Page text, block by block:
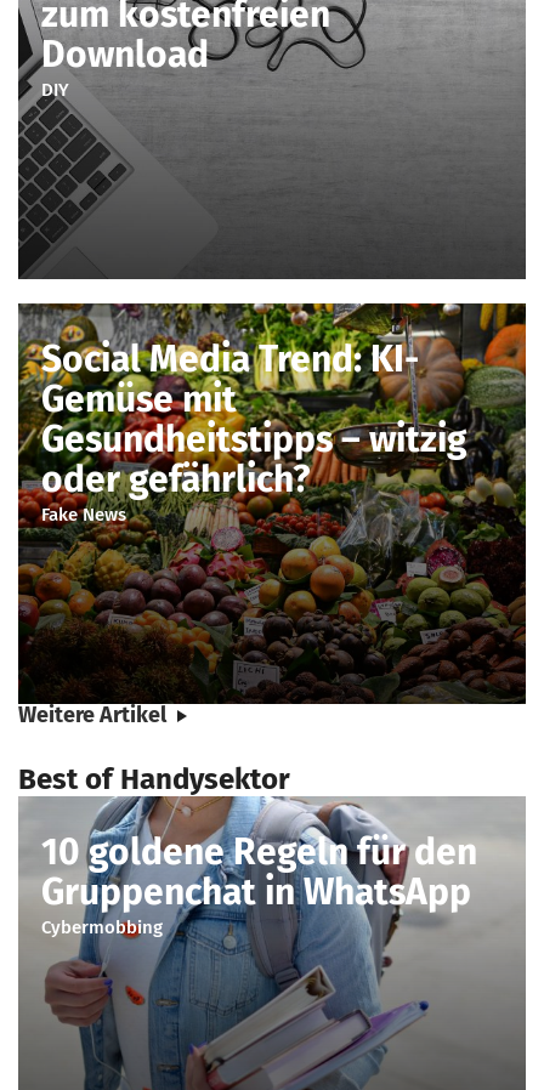
zum kostenfreien
Download
DIY
Social Media Trend: KI-
Gemüse mit
Gesundheitstipps – witzig
oder gefährlich?
Fake News
Weitere Artikel
Best of Handysektor
10 goldene Regeln für den
Gruppenchat in WhatsApp
Cybermobbing